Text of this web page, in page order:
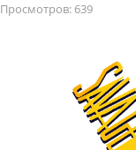
Просмотров: 639